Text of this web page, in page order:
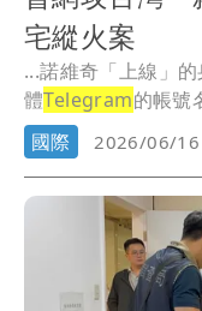
宅縱火案
...諾維奇「上線」
體Telegram的帳號
國際
2026/06/16